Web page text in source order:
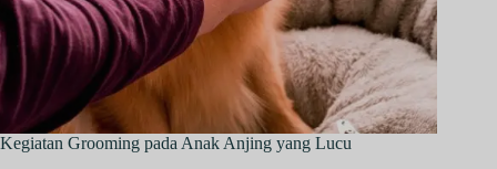
Kegiatan Grooming pada Anak Anjing yang Lucu